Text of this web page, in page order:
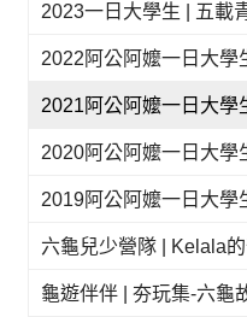
2023一日大學生 | 五載
2022阿公阿嬤一日大學
2021阿公阿嬤一日大學
2020阿公阿嬤一日大學
2019阿公阿嬤一日大學
六龜兒少營隊 | Kelala
龜遊伴伴 | 夯玩集-六龜